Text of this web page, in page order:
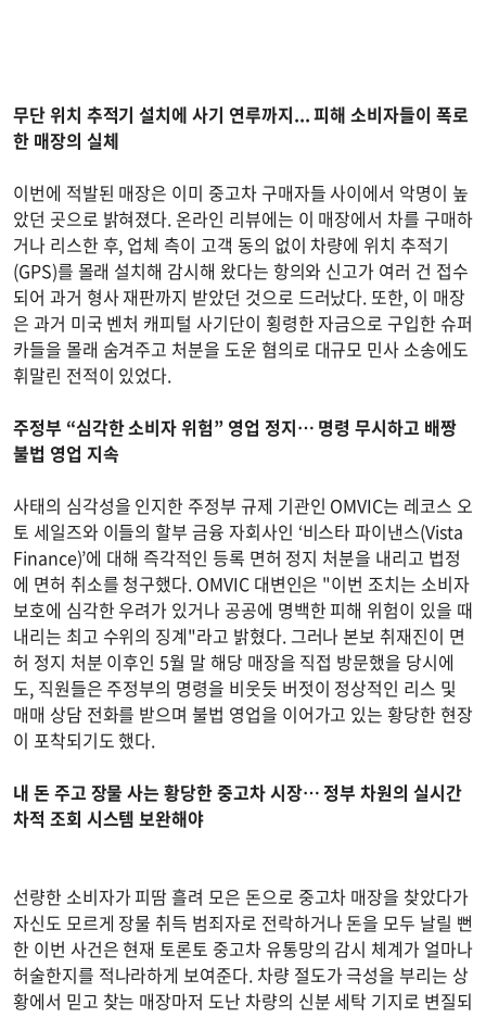
무단 위치 추적기 설치에 사기 연루까지... 피해 소비자들이 폭로
한 매장의 실체
이번에 적발된 매장은 이미 중고차 구매자들 사이에서 악명이 높
았던 곳으로 밝혀졌다. 온라인 리뷰에는 이 매장에서 차를 구매하
거나 리스한 후, 업체 측이 고객 동의 없이 차량에 위치 추적기
(GPS)를 몰래 설치해 감시해 왔다는 항의와 신고가 여러 건 접수
되어 과거 형사 재판까지 받았던 것으로 드러났다. 또한, 이 매장
은 과거 미국 벤처 캐피털 사기단이 횡령한 자금으로 구입한 슈퍼
카들을 몰래 숨겨주고 처분을 도운 혐의로 대규모 민사 소송에도
휘말린 전적이 있었다.
주정부 “심각한 소비자 위험” 영업 정지… 명령 무시하고 배짱
불법 영업 지속
사태의 심각성을 인지한 주정부 규제 기관인 OMVIC는 레코스 오
토 세일즈와 이들의 할부 금융 자회사인 ‘비스타 파이낸스(Vista
Finance)’에 대해 즉각적인 등록 면허 정지 처분을 내리고 법정
에 면허 취소를 청구했다. OMVIC 대변인은 "이번 조치는 소비자
보호에 심각한 우려가 있거나 공공에 명백한 피해 위험이 있을 때
내리는 최고 수위의 징계"라고 밝혔다. 그러나 본보 취재진이 면
허 정지 처분 이후인 5월 말 해당 매장을 직접 방문했을 당시에
도, 직원들은 주정부의 명령을 비웃듯 버젓이 정상적인 리스 및
매매 상담 전화를 받으며 불법 영업을 이어가고 있는 황당한 현장
이 포착되기도 했다.
내 돈 주고 장물 사는 황당한 중고차 시장… 정부 차원의 실시간
차적 조회 시스템 보완해야
선량한 소비자가 피땀 흘려 모은 돈으로 중고차 매장을 찾았다가
자신도 모르게 장물 취득 범죄자로 전락하거나 돈을 모두 날릴 뻔
한 이번 사건은 현재 토론토 중고차 유통망의 감시 체계가 얼마나
허술한지를 적나라하게 보여준다. 차량 절도가 극성을 부리는 상
황에서 믿고 찾는 매장마저 도난 차량의 신분 세탁 기지로 변질되